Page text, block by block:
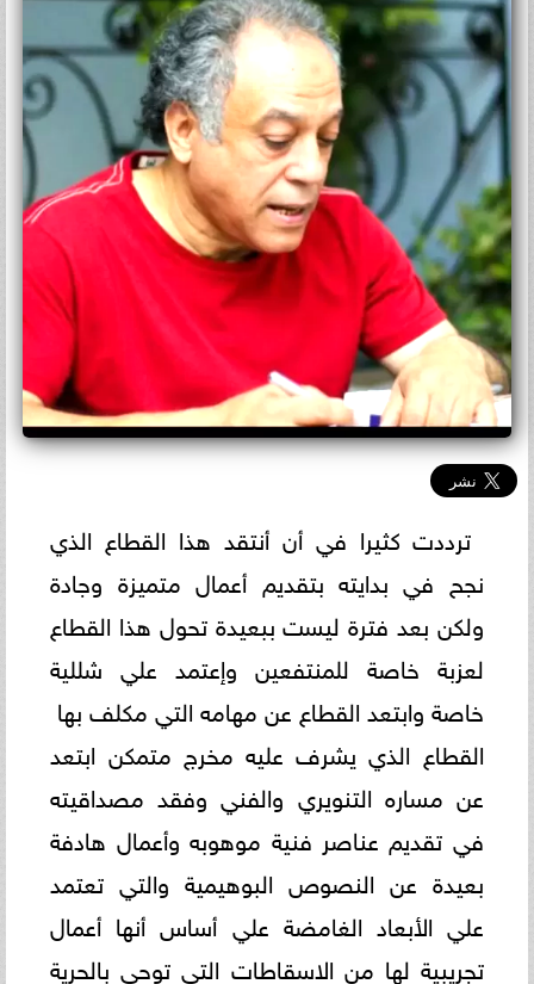
ترددت كثيرا في أن أنتقد هذا القطاع الذي
نجح في بدايته بتقديم أعمال متميزة وجادة
ولكن بعد فترة ليست ببعيدة تحول هذا القطاع
لعزبة خاصة للمنتفعين وإعتمد علي شللية
خاصة وابتعد القطاع عن مهامه التي مكلف بها
القطاع الذي يشرف عليه مخرج متمكن ابتعد
عن مساره التنويري والفني وفقد مصداقيته
في تقديم عناصر فنية موهوبه وأعمال هادفة
بعيدة عن النصوص البوهيمية والتي تعتمد
علي الأبعاد الغامضة علي أساس أنها أعمال
تجريبية لها من الاسقاطات التي توحي بالحرية